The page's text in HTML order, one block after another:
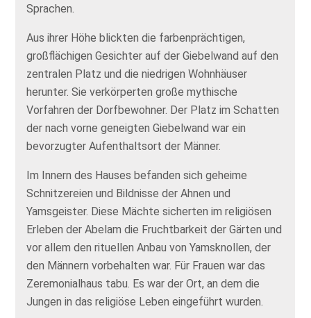
Sprachen.
Aus ihrer Höhe blickten die farbenprächtigen,
großflächigen Gesichter auf der Giebelwand auf den
zentralen Platz und die niedrigen Wohnhäuser
herunter. Sie verkörperten große mythische
Vorfahren der Dorfbewohner. Der Platz im Schatten
der nach vorne geneigten Giebelwand war ein
bevorzugter Aufenthaltsort der Männer.
Im Innern des Hauses befanden sich geheime
Schnitzereien und Bildnisse der Ahnen und
Yamsgeister. Diese Mächte sicherten im religiösen
Erleben der Abelam die Fruchtbarkeit der Gärten und
vor allem den rituellen Anbau von Yamsknollen, der
den Männern vorbehalten war. Für Frauen war das
Zeremonialhaus tabu. Es war der Ort, an dem die
Jungen in das religiöse Leben eingeführt wurden.